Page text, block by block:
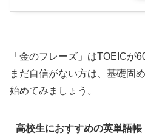
「金のフレーズ」はTOEICが
まだ自信がない方は、基礎固
始めてみましょう。
高校生におすすめの英単語帳